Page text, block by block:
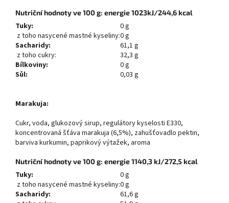
Nutriční hodnoty ve 100 g: energie 1023kJ/244,6 kcal
Tuky:
0 g
z toho nasycené mastné kyseliny:0 g
Sacharidy:
61,1 g
z toho cukry:
32,3 g
Bílkoviny:
0 g
Sůl:
0,03 g
Marakuja:
Cukr, voda, glukozový sirup, regulátory kyselosti E330,
koncentrovaná šťáva marakuja (6,5%), zahušťovadlo pektin,
barviva kurkumin, paprikový výtažek, aroma
Nutriční hodnoty ve 100 g: energie 1140,3 kJ/272,5 kcal
Tuky:
0 g
z toho nasycené mastné kyseliny:0 g
Sacharidy:
61,6 g